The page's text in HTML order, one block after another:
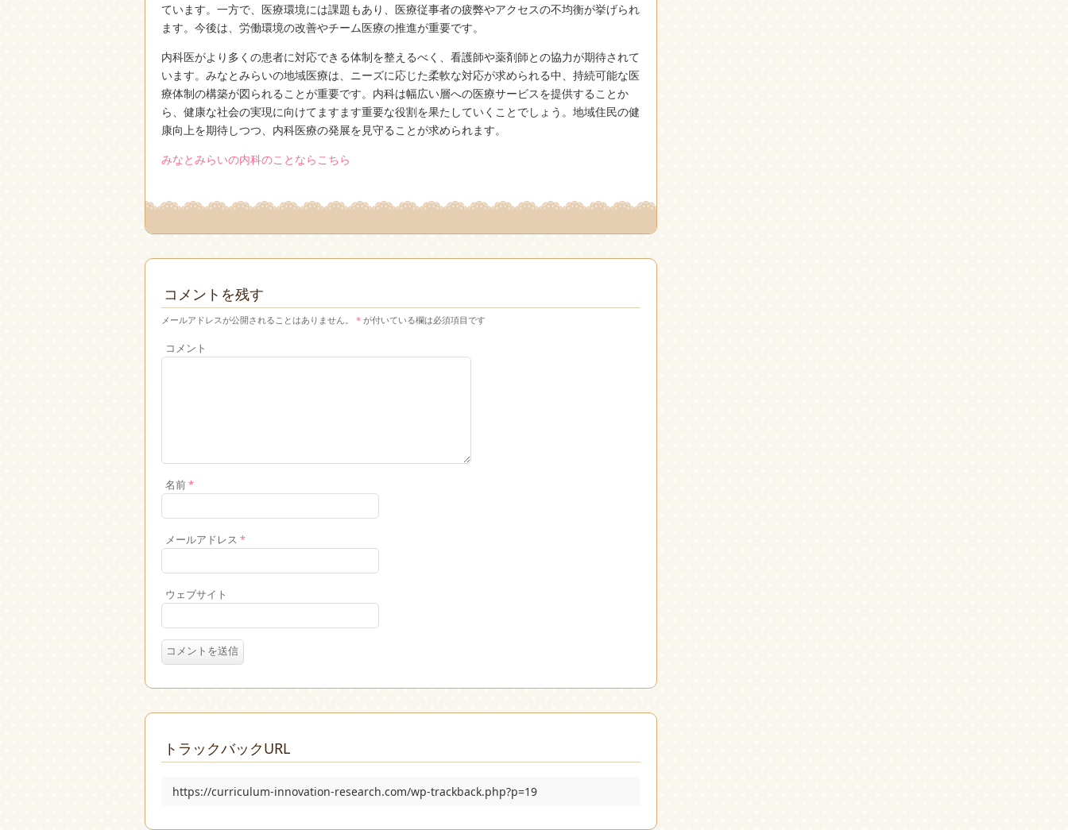
ています。一方で、医療環境には課題もあり、医療従事者の疲弊やアクセスの不均衡が挙げられ
ます。今後は、労働環境の改善やチーム医療の推進が重要です。
内科医がより多くの患者に対応できる体制を整えるべく、看護師や薬剤師との協力が期待されて
います。みなとみらいの地域医療は、ニーズに応じた柔軟な対応が求められる中、持続可能な医
療体制の構築が図られることが重要です。内科は幅広い層への医療サービスを提供することか
ら、健康な社会の実現に向けてますます重要な役割を果たしていくことでしょう。地域住民の健
康向上を期待しつつ、内科医療の発展を見守ることが求められます。
みなとみらいの内科のことならこちら
コメントを残す
メールアドレスが公開されることはありません。 * が付いている欄は必須項目です
コメント
名前*
メールアドレス *
ウェブサイト
トラックバックURL
https://curriculum-innovation-research.com/wp-trackback.php?p=19